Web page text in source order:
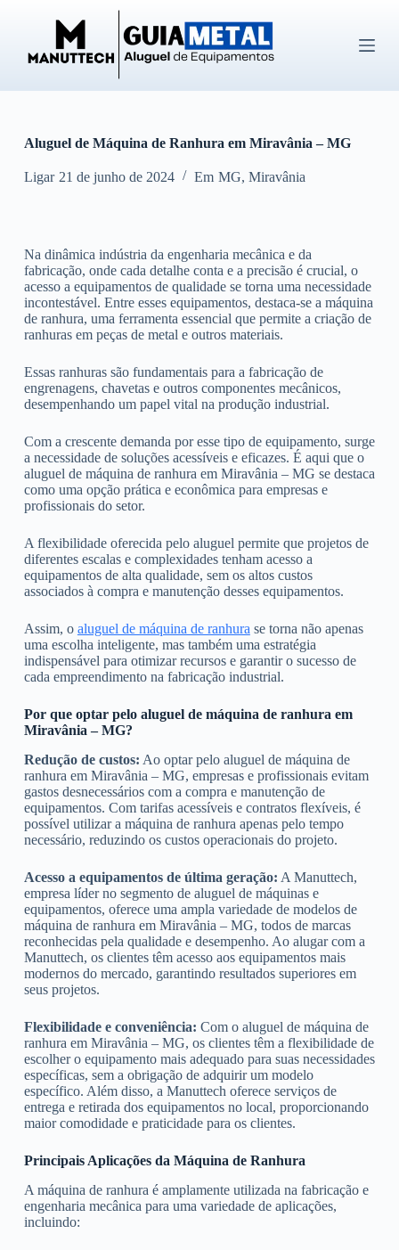
ú
d
o
Aluguel de Máquina de Ranhura em Miravânia – MG
Ligar 21 de junho de 2024 Em MG, Miravânia
Na dinâmica indústria da engenharia mecânica e da
fabricação, onde cada detalhe conta e a precisão é crucial, o
acesso a equipamentos de qualidade se torna uma necessidade
incontestável. Entre esses equipamentos, destaca-se a máquina
de ranhura, uma ferramenta essencial que permite a criação de
ranhuras em peças de metal e outros materiais.
Essas ranhuras são fundamentais para a fabricação de
engrenagens, chavetas e outros componentes mecânicos,
desempenhando um papel vital na produção industrial.
Com a crescente demanda por esse tipo de equipamento, surge
a necessidade de soluções acessíveis e eficazes. É aqui que o
aluguel de máquina de ranhura em Miravânia – MG se destaca
como uma opção prática e econômica para empresas e
profissionais do setor.
A flexibilidade oferecida pelo aluguel permite que projetos de
diferentes escalas e complexidades tenham acesso a
equipamentos de alta qualidade, sem os altos custos
associados à compra e manutenção desses equipamentos.
Assim, o aluguel de máquina de ranhura se torna não apenas
uma escolha inteligente, mas também uma estratégia
indispensável para otimizar recursos e garantir o sucesso de
cada empreendimento na fabricação industrial.
Por que optar pelo aluguel de máquina de ranhura em
Miravânia – MG?
Redução de custos: Ao optar pelo aluguel de máquina de
ranhura em Miravânia – MG, empresas e profissionais evitam
gastos desnecessários com a compra e manutenção de
equipamentos. Com tarifas acessíveis e contratos flexíveis, é
possível utilizar a máquina de ranhura apenas pelo tempo
necessário, reduzindo os custos operacionais do projeto.
Acesso a equipamentos de última geração: A Manuttech,
empresa líder no segmento de aluguel de máquinas e
equipamentos, oferece uma ampla variedade de modelos de
máquina de ranhura em Miravânia – MG, todos de marcas
reconhecidas pela qualidade e desempenho. Ao alugar com a
Manuttech, os clientes têm acesso aos equipamentos mais
modernos do mercado, garantindo resultados superiores em
seus projetos.
Flexibilidade e conveniência: Com o aluguel de máquina de
ranhura em Miravânia – MG, os clientes têm a flexibilidade de
escolher o equipamento mais adequado para suas necessidades
específicas, sem a obrigação de adquirir um modelo
específico. Além disso, a Manuttech oferece serviços de
entrega e retirada dos equipamentos no local, proporcionando
maior comodidade e praticidade para os clientes.
Principais Aplicações da Máquina de Ranhura
A máquina de ranhura é amplamente utilizada na fabricação e
engenharia mecânica para uma variedade de aplicações,
incluindo: